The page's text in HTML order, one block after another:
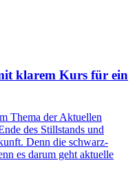
klarem Kurs für ein
Thema der Aktuellen
des Stillstands und
Denn die schwarz-
es darum geht aktuelle